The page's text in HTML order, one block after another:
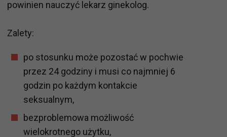
powinien nauczyć lekarz ginekolog.
Zalety:
po stosunku może pozostać w pochwie
przez 24 godziny i musi co najmniej 6
godzin po każdym kontakcie
seksualnym,
bezproblemowa możliwość
wielokrotnego użytku,